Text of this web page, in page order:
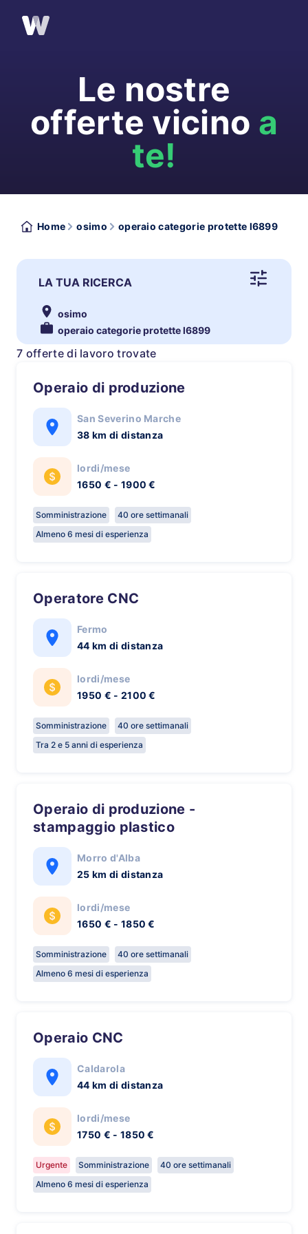
Le nostre
offerte vicino a
te!
Home osimo operaio categorie protette l6899
LA TUA RICERCA
osimo
operaio categorie protette l6899
7 offerte di lavoro trovate
Operaio di produzione
San Severino Marche
38 km di distanza
lordi/mese
1650 € - 1900 €
Somministrazione
40 ore settimanali
Almeno 6 mesi di esperienza
Operatore CNC
Fermo
44 km di distanza
lordi/mese
1950 € - 2100 €
Somministrazione
40 ore settimanali
Tra 2 e 5 anni di esperienza
Operaio di produzione -
stampaggio plastico
Morro d'Alba
25 km di distanza
lordi/mese
1650 € - 1850 €
Somministrazione
40 ore settimanali
Almeno 6 mesi di esperienza
Operaio CNC
Caldarola
44 km di distanza
lordi/mese
1750 € - 1850 €
Urgente Somministrazione
40 ore settimanali
Almeno 6 mesi di esperienza